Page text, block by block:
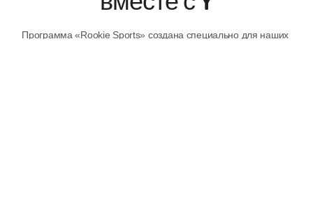
Программа «Rookie Sports» создана специально для наших